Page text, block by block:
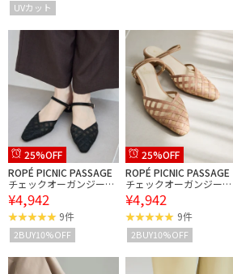
UVカット
25%OFF
ROPÉ PICNIC PASSAGE
チェックオーガンジース
トラップサンダル
¥4,942
9件
2BUY10%OFF
25%OFF
ROPÉ PICNIC PASSAGE
チェックオーガンジース
トラップサンダル
¥4,942
9件
2BUY10%OFF